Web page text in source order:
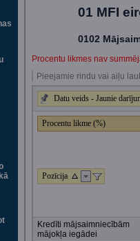
01 MFI
0102
Procentu likmes nav
Pieejamie rindu vai aiļu
Datu veids - Jaunie
Procentu likme (%)
Pozīcija
Kredīti mājsaimniecībām
mājokļa iegādei